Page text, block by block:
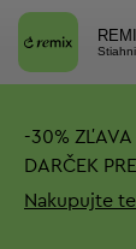
-30% ZĽAVA
DARČEK
Nakupujte